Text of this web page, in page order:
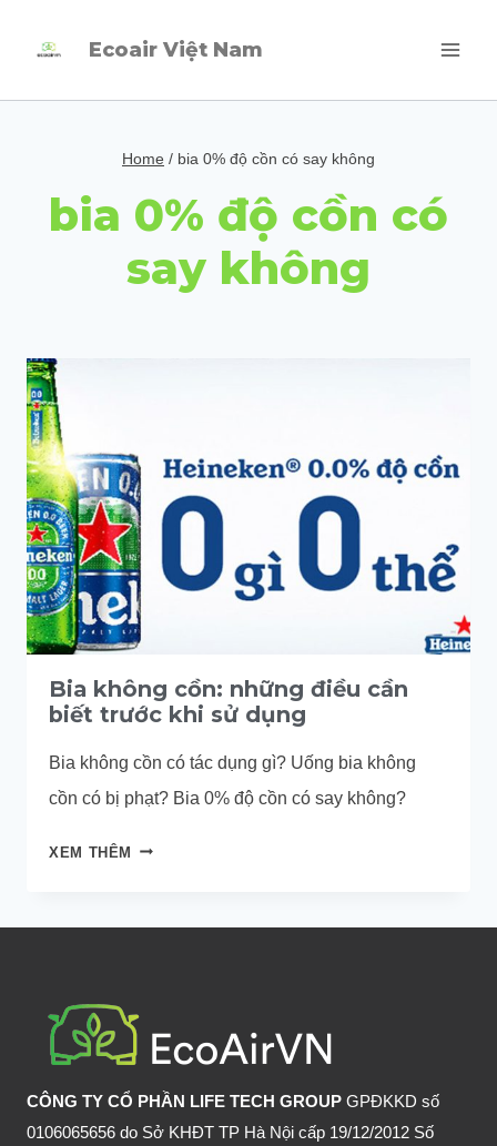
Ecoair Việt Nam
Home / bia 0% độ cồn có say không
bia 0% độ cồn có
say không
Bia không cồn: những điều cần
biết trước khi sử dụng
Bia không cồn có tác dụng gì? Uống bia không
cồn có bị phạt? Bia 0% độ cồn có say không?
XEM THÊM BIA
NHỮNG
BIẾT
TRƯỚC
KHI
SỬ
DỤNG
CÔNG TY CỔ PHẦN LIFE TECH GROUP GPĐKKD số
0106065656 do Sở KHĐT TP Hà Nội cấp 19/12/2012 Số